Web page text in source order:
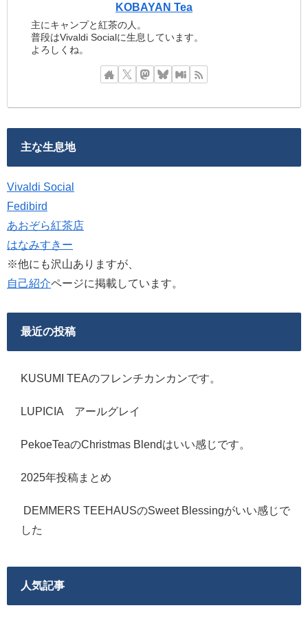
KOBAYAN Tea
主にキャンプと紅茶の人。
普段はVivaldi Socialに生息しています。
よろしくね。
主な生息地
Vivaldi Social
Fedibird
あおぞら紅茶店
はなみすきー
※他にも沢山ありますが、
自己紹介ページに掲載しています。
最近の投稿
KUSUMI TEAのフレンチカンカンです。
LUPICIA アールグレイ
PekoeTeaのChristmas Blendはいい感じです。
2025年投稿まとめ
DEMMERS TEEHAUSのSweet Blessingがいい感じで
した
人気記事